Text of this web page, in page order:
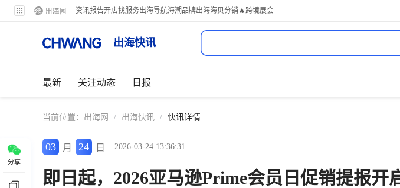
资讯报告开店找服务出海导航海潮品牌出海海贝分销 🔥跨境展会
出海快讯
最新 关注动态 日报
当前位置： 出海网 / 出海快讯 / 快讯详情
分享
03 月 24 日 2026-03-24 13:36:31
即日起，2026亚马逊Prime会员日促销提报开